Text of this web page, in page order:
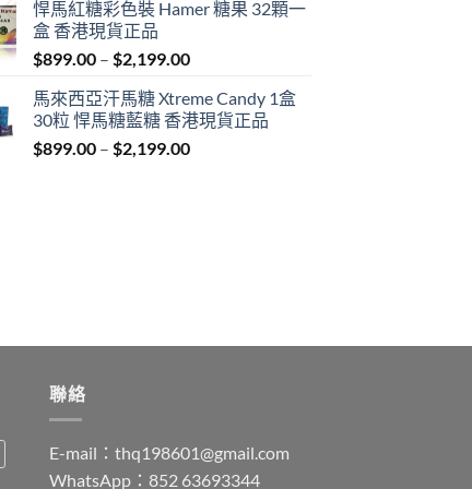
$759.00
$1,939.00
悍馬紅糖彩色裝 Hamer 糖果 32顆一
盒 香港現貨正品
$899.00 – $2,199.00Price
$899.00
through
$2,199.00
馬來西亞汗馬糖 Xtreme Candy 1盒
30粒 悍馬糖藍糖 香港現貨正品
$899.00 – $2,199.00Price
聯絡
E-mail： thq198601@gmail.com
WhatsApp：852 63693344